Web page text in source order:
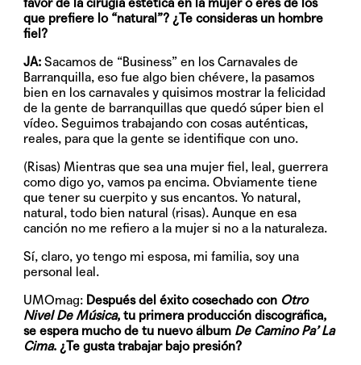
que prefiere lo “natural”? ¿Te consideras un hombre
fiel?
JA: Sacamos de “Business” en los Carnavales de
Barranquilla, eso fue algo bien chévere, la pasamos
bien en los carnavales y quisimos mostrar la felicidad
de la gente de barranquillas que quedó súper bien el
vídeo. Seguimos trabajando con cosas auténticas,
reales, para que la gente se identifique con uno.
(Risas) Mientras que sea una mujer fiel, leal, guerrera
como digo yo, vamos pa encima. Obviamente tiene
que tener su cuerpito y sus encantos. Yo natural,
natural, todo bien natural (risas). Aunque en esa
canción no me refiero a la mujer si no a la naturaleza.
Sí, claro, yo tengo mi esposa, mi familia, soy una
personal leal.
UMOmag: Después del éxito cosechado con Otro
Nivel De Música, tu primera producción discográfica,
se espera mucho de tu nuevo álbum De Camino Pa’ La
Cima. ¿Te gusta trabajar bajo presión?